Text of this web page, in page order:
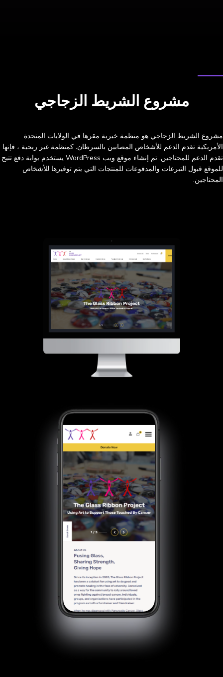
مشروع الشريط الزجاجي
مشروع الشريط الزجاجي هو منظمة خيرية مقرها في الولايات المتحدة
الأمريكية تقدم الدعم للأشخاص المصابين بالسرطان. كمنظمة غير ربحية ، فإنها
تقدم الدعم للمحتاجين. تم إنشاء موقع ويب WordPress يستخدم بوابة دفع تتيح
للموقع قبول التبرعات والمدفوعات للمنتجات التي يتم توفيرها للأشخاص
المحتاجين.